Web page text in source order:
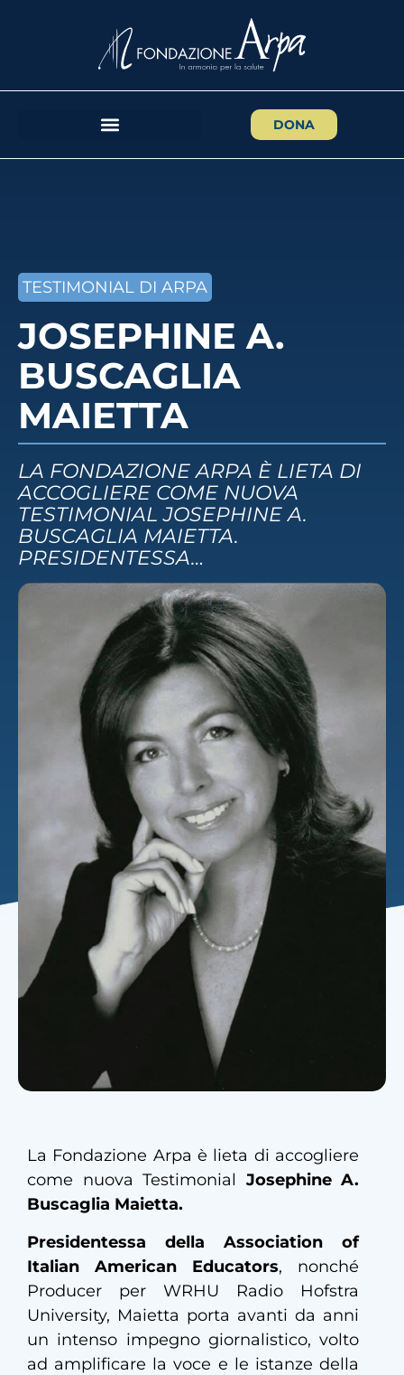
DONA
TESTIMONIAL DI ARPA
JOSEPHINE A.
BUSCAGLIA
MAIETTA
LA FONDAZIONE ARPA È LIETA DI
ACCOGLIERE COME NUOVA
TESTIMONIAL JOSEPHINE A.
BUSCAGLIA MAIETTA.
PRESIDENTESSA…
La Fondazione Arpa è lieta di accogliere
come nuova TestimonialJosephine A.
Buscaglia Maietta.
Presidentessa della Association of
Italian American Educators, nonché
Producer per WRHU Radio Hofstra
University, Maietta porta avanti da anni
un intenso impegno giornalistico, volto
ad amplificare la voce e le istanze della